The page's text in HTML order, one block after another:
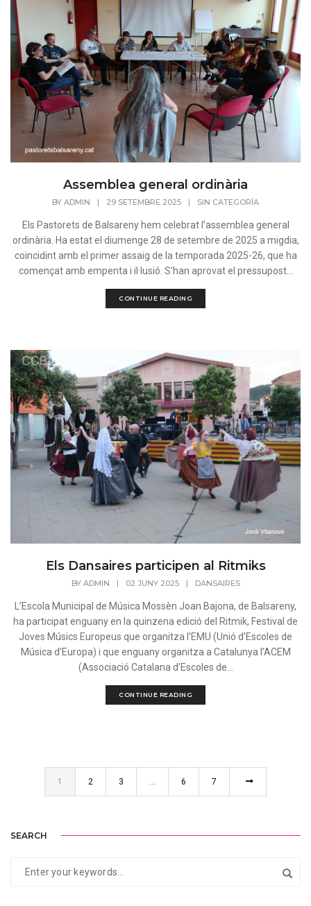
Assemblea general ordinària
BY ADMIN | 29 SETEMBRE 2025 | SIN CATEGORÍA
Els Pastorets de Balsareny hem celebrat l’assemblea general
ordinària. Ha estat el diumenge 28 de setembre de 2025 a migdia,
coincidint amb el primer assaig de la temporada 2025-26, que ha
començat amb empenta i il·lusió. S’han aprovat el pressupost...
CONTINUE READING
Els Dansaires participen al Ritmiks
BY ADMIN | 02 JUNY 2025 | DANSAIRES
L’Escola Municipal de Música Mossèn Joan Bajona, de Balsareny,
ha participat enguany en la quinzena edició del Ritmik, Festival de
Joves Músics Europeus que organitza l’EMU (Unió d’Escoles de
Música d’Europa) i que enguany organitza a Catalunya l’ACEM
(Associació Catalana d’Escoles de...
CONTINUE READING
1 2 3 6 7
SEARCH